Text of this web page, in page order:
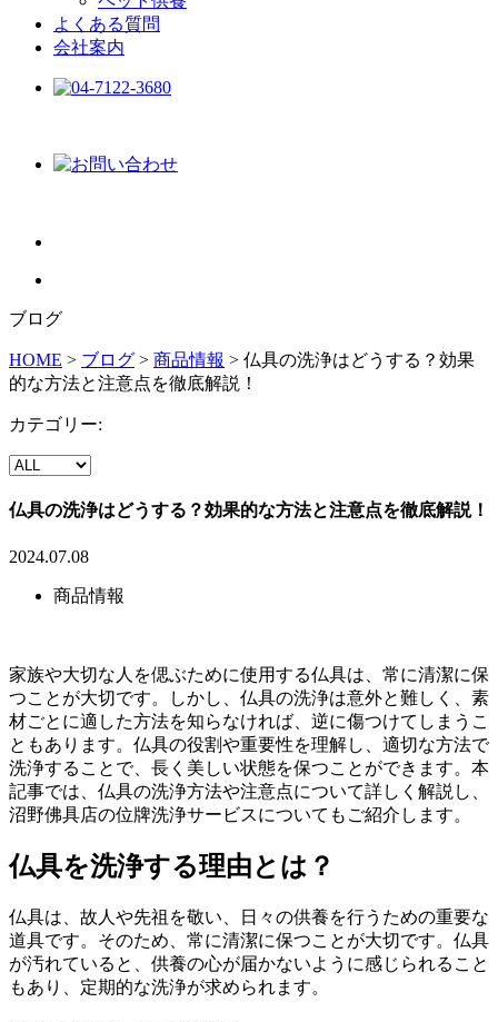
よくある質問
会社案内
ブログ
HOME > ブログ > 商品情報 > 仏具の洗浄はどうする？効果
的な方法と注意点を徹底解説！
カテゴリー:
仏具の洗浄はどうする？効果的な方法と注意点を徹底解説！
2024.07.08
商品情報
家族や大切な人を偲ぶために使用する仏具は、常に清潔に保
つことが大切です。しかし、仏具の洗浄は意外と難しく、素
材ごとに適した方法を知らなければ、逆に傷つけてしまうこ
ともあります。仏具の役割や重要性を理解し、適切な方法で
洗浄することで、長く美しい状態を保つことができます。本
記事では、仏具の洗浄方法や注意点について詳しく解説し、
沼野佛具店の位牌洗浄サービスについてもご紹介します。
仏具を洗浄する理由とは？
仏具は、故人や先祖を敬い、日々の供養を行うための重要な
道具です。そのため、常に清潔に保つことが大切です。仏具
が汚れていると、供養の心が届かないように感じられること
もあり、定期的な洗浄が求められます。